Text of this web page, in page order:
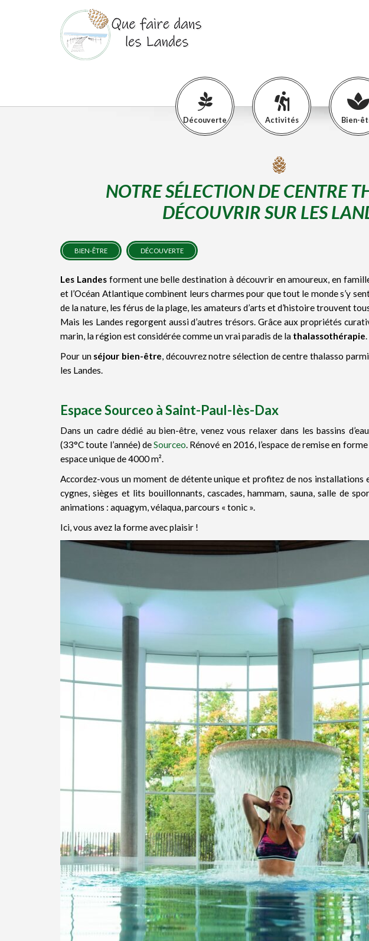
Découverte Activités Bien-
NOTRE SÉLECTION DE CENTRE
DÉCOUVRIR SUR LES
BIEN-ÊTRE DÉCOUVERTE
Les Landesforment une belle destination à découvrir en amoureux, en
et l’Océan Atlantique combinent leurs charmes pour que tout le monde s’y
de la nature, les férus de la plage, les amateurs d’arts et d’histoire trouvent
Mais les Landes regorgent aussi d’autres trésors. Grâce aux propriétés
marin, la région est considérée comme un vrai paradis de la thalassothérapie.
Pour un séjour bien-être, découvrez notre sélection de centre thalasso
les Landes.
Espace Sourceo à Saint-Paul-lès-Dax
Dans un cadre dédié au bien-être, venez vous relaxer dans les bassins
(33°C toute l’année) deSourceo. Rénové en 2016, l’espace de remise en
espace unique de 4000 m².
Accordez-vous un moment de détente unique et profitez de nos installations
cygnes, sièges et lits bouillonnants, cascades, hammam, sauna, salle de
animations : aquagym, vélaqua, parcours « tonic ».
Ici, vous avez la forme avec plaisir !